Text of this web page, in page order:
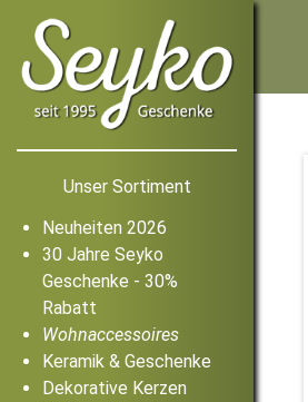
Unser Sortiment
Neuheiten 2026
30 Jahre Seyko
Geschenke - 30%
Rabatt
Wohnaccessoires
Keramik & Geschenke
Dekorative Kerzen